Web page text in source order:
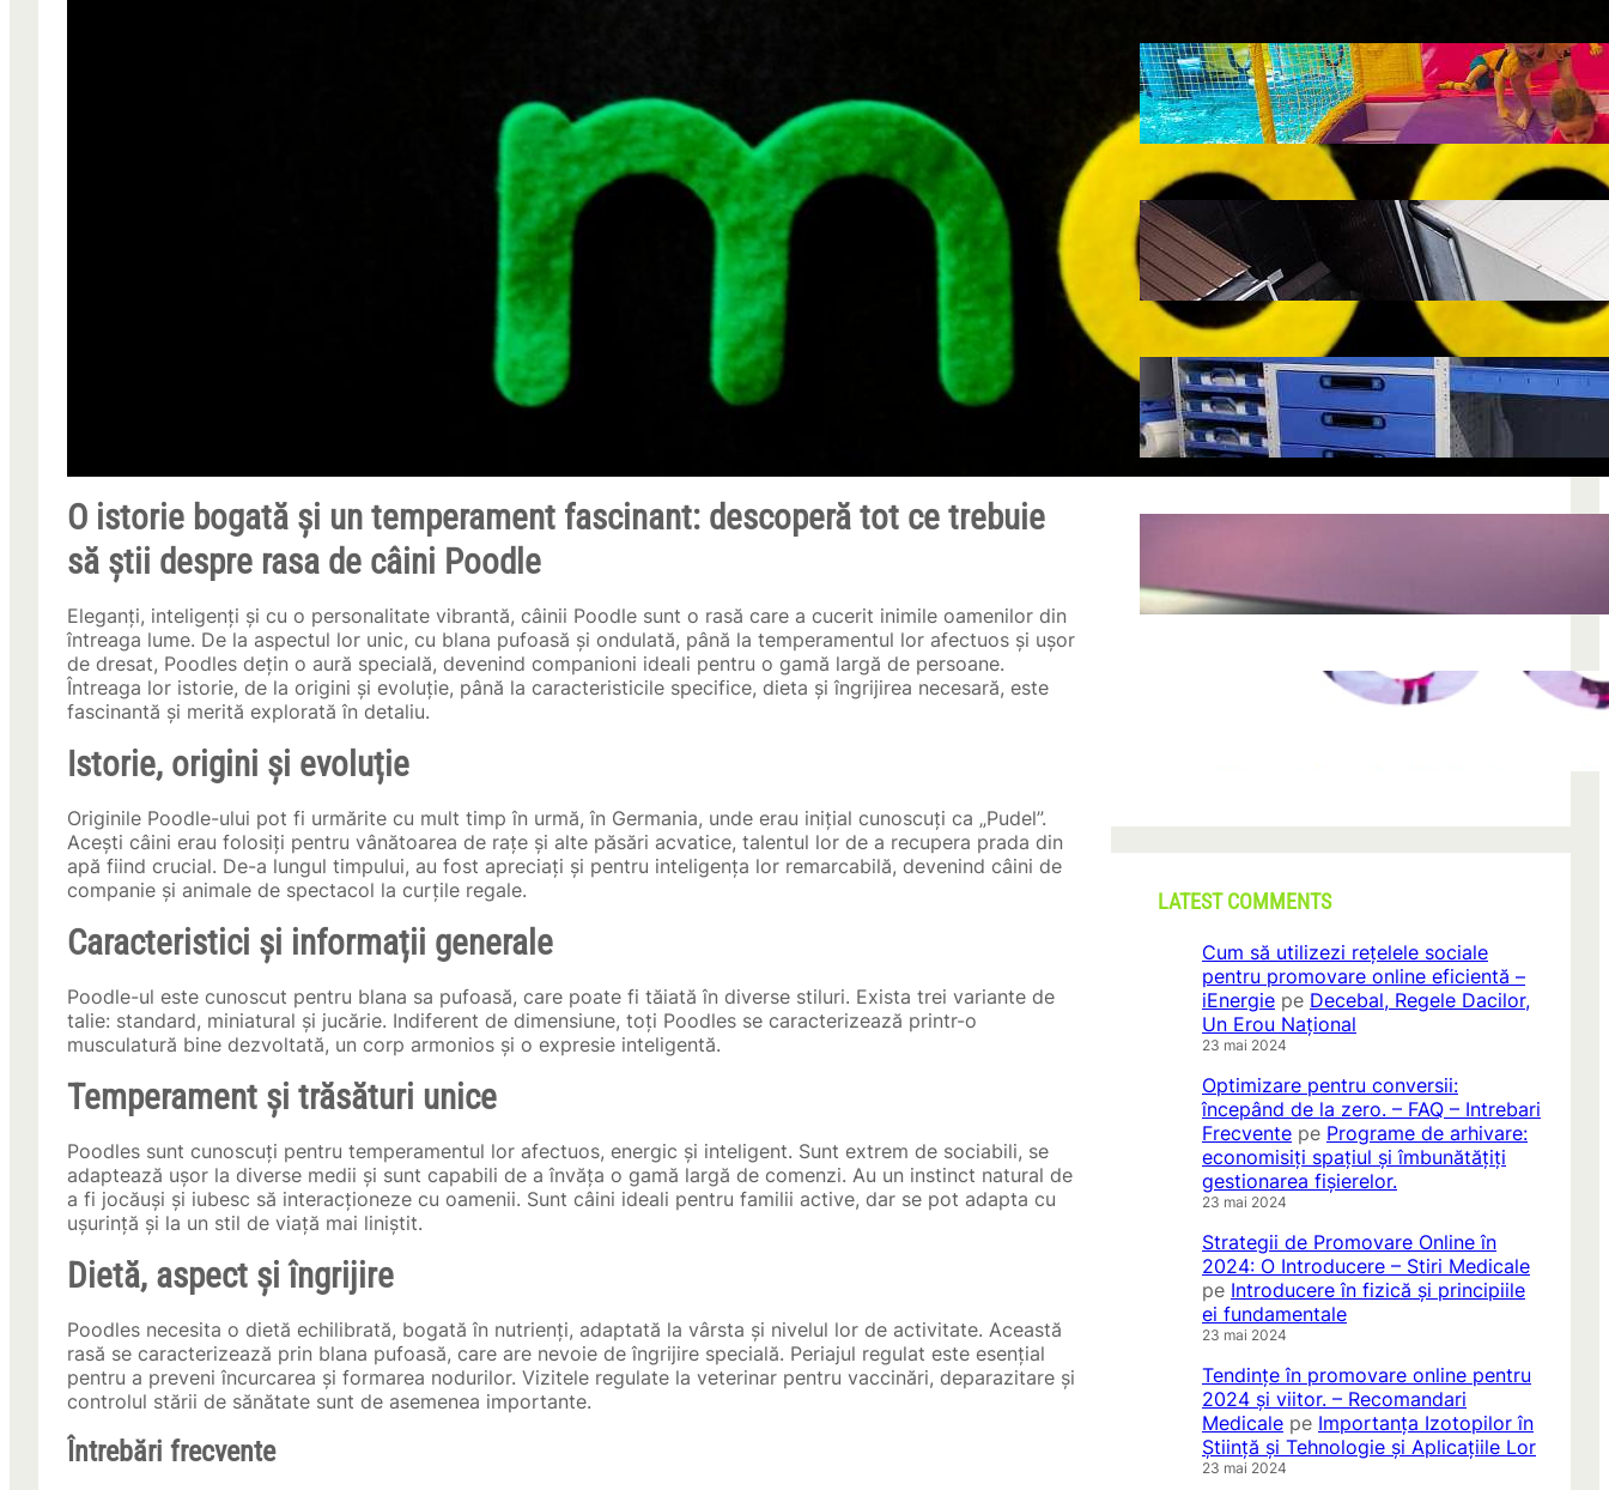
O istorie bogată și un temperament fascinant: descoperă tot ce trebuie
să știi despre rasa de câini Poodle
Eleganți, inteligenți și cu o personalitate vibrantă, câinii Poodle sunt o rasă care a cucerit inimile oamenilor din
întreaga lume. De la aspectul lor unic, cu blana pufoasă și ondulată, până la temperamentul lor afectuos și ușor
de dresat, Poodles dețin o aură specială, devenind companioni ideali pentru o gamă largă de persoane.
Întreaga lor istorie, de la origini și evoluție, până la caracteristicile specifice, dieta și îngrijirea necesară, este
fascinantă și merită explorată în detaliu.
Istorie, origini și evoluție
Originile Poodle-ului pot fi urmărite cu mult timp în urmă, în Germania, unde erau inițial cunoscuți ca „Pudel”.
Acești câini erau folosiți pentru vânătoarea de rațe și alte păsări acvatice, talentul lor de a recupera prada din
apă fiind crucial. De-a lungul timpului, au fost apreciați și pentru inteligența lor remarcabilă, devenind câini de
companie și animale de spectacol la curțile regale.
Caracteristici și informații generale
Poodle-ul este cunoscut pentru blana sa pufoasă, care poate fi tăiată în diverse stiluri. Exista trei variante de
talie: standard, miniatural și jucărie. Indiferent de dimensiune, toți Poodles se caracterizează printr-o
musculatură bine dezvoltată, un corp armonios și o expresie inteligentă.
Temperament și trăsături unice
Poodles sunt cunoscuți pentru temperamentul lor afectuos, energic și inteligent. Sunt extrem de sociabili, se
adaptează ușor la diverse medii și sunt capabili de a învăța o gamă largă de comenzi. Au un instinct natural de
a fi jocăuși și iubesc să interacționeze cu oamenii. Sunt câini ideali pentru familii active, dar se pot adapta cu
ușurință și la un stil de viață mai liniștit.
Dietă, aspect și îngrijire
Poodles necesita o dietă echilibrată, bogată în nutrienți, adaptată la vârsta și nivelul lor de activitate. Această
rasă se caracterizează prin blana pufoasă, care are nevoie de îngrijire specială. Periajul regulat este esențial
pentru a preveni încurcarea și formarea nodurilor. Vizitele regulate la veterinar pentru vaccinări, deparazitare și
controlul stării de sănătate sunt de asemenea importante.
Întrebări frecvente
Soluții pentru părinții care vor să își vadă
copiii explorând în loc să stea pe
telefoane
iul. 25, 2026
Ce soluție de urmărire GPS este
recomandată pentru transport marfă
iul. 2, 2026
Atelier mobil: cum transformi o dubă
obișnuită într-un spațiu de lucru care
chiar funcționează
iun. 24, 2026
iun. 23, 2026
CONI FEST 2026 – o editie record prin
LATEST COMMENTS
Cum să utilizezi rețelele sociale
pentru promovare online eficientă –
iEnergie pe Decebal, Regele Dacilor,
Un Erou Național
23 mai 2024
Optimizare pentru conversii:
începând de la zero. – FAQ – Intrebari
Frecvente pe Programe de arhivare:
economisiți spațiul și îmbunătățiți
gestionarea fișierelor.
23 mai 2024
Strategii de Promovare Online în
2024: O Introducere – Stiri Medicale
pe Introducere în fizică și principiile
ei fundamentale
23 mai 2024
Tendințe în promovare online pentru
2024 și viitor. – Recomandari
Medicale pe Importanța Izotopilor în
Știință și Tehnologie și Aplicațiile Lor
23 mai 2024